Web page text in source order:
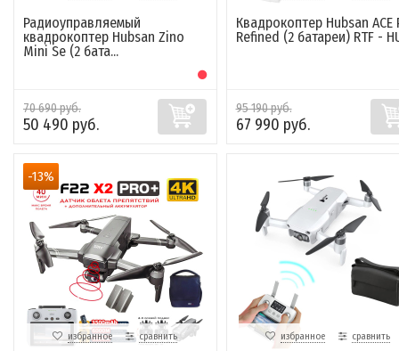
Радиоуправляемый
квадрокоптер Hubsan Zino
Mini Se (2 бата...
70 690 руб.
50 490 руб.
Квадрокоптер Hubsan ACE
Refined (2 батареи) RTF -
95 190 руб.
67 990 руб.
-13%
избранное сравнить избранное сравнить